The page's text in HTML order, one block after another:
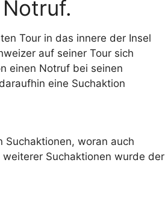
Tour in das innere der Insel
auf seiner Tour sich
einen Notruf bei seinen
eine Suchaktion
woran auch
Suchaktionen wurde der